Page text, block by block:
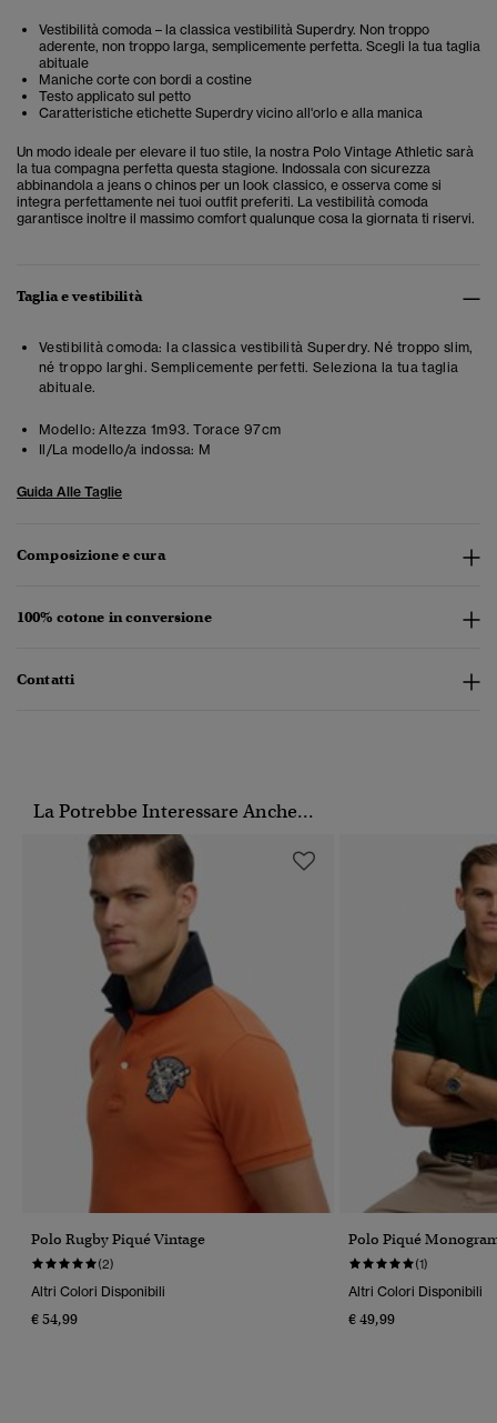
Vestibilità comoda – la classica vestibilità Superdry. Non troppo
aderente, non troppo larga, semplicemente perfetta. Scegli la tua taglia
abituale
Maniche corte con bordi a costine
Testo applicato sul petto
Caratteristiche etichette Superdry vicino all'orlo e alla manica
Un modo ideale per elevare il tuo stile, la nostra Polo Vintage Athletic sarà
la tua compagna perfetta questa stagione. Indossala con sicurezza
abbinandola a jeans o chinos per un look classico, e osserva come si
integra perfettamente nei tuoi outfit preferiti. La vestibilità comoda
garantisce inoltre il massimo comfort qualunque cosa la giornata ti riservi.
Taglia e vestibilità
Vestibilità comoda: la classica vestibilità Superdry. Né troppo slim,
né troppo larghi. Semplicemente perfetti. Seleziona la tua taglia
abituale.
Modello: Altezza 1m93. Torace 97cm
Il/La modello/a indossa: M
Guida Alle Taglie
Composizione e cura
100% cotone in conversione
Contatti
La Potrebbe Interessare Anche...
Polo Rugby Piqué Vintage
(2)
Altri Colori Disponibili
€ 54,99
Polo Piqué
(1)
Altri Colori Disponibili
€ 49,99